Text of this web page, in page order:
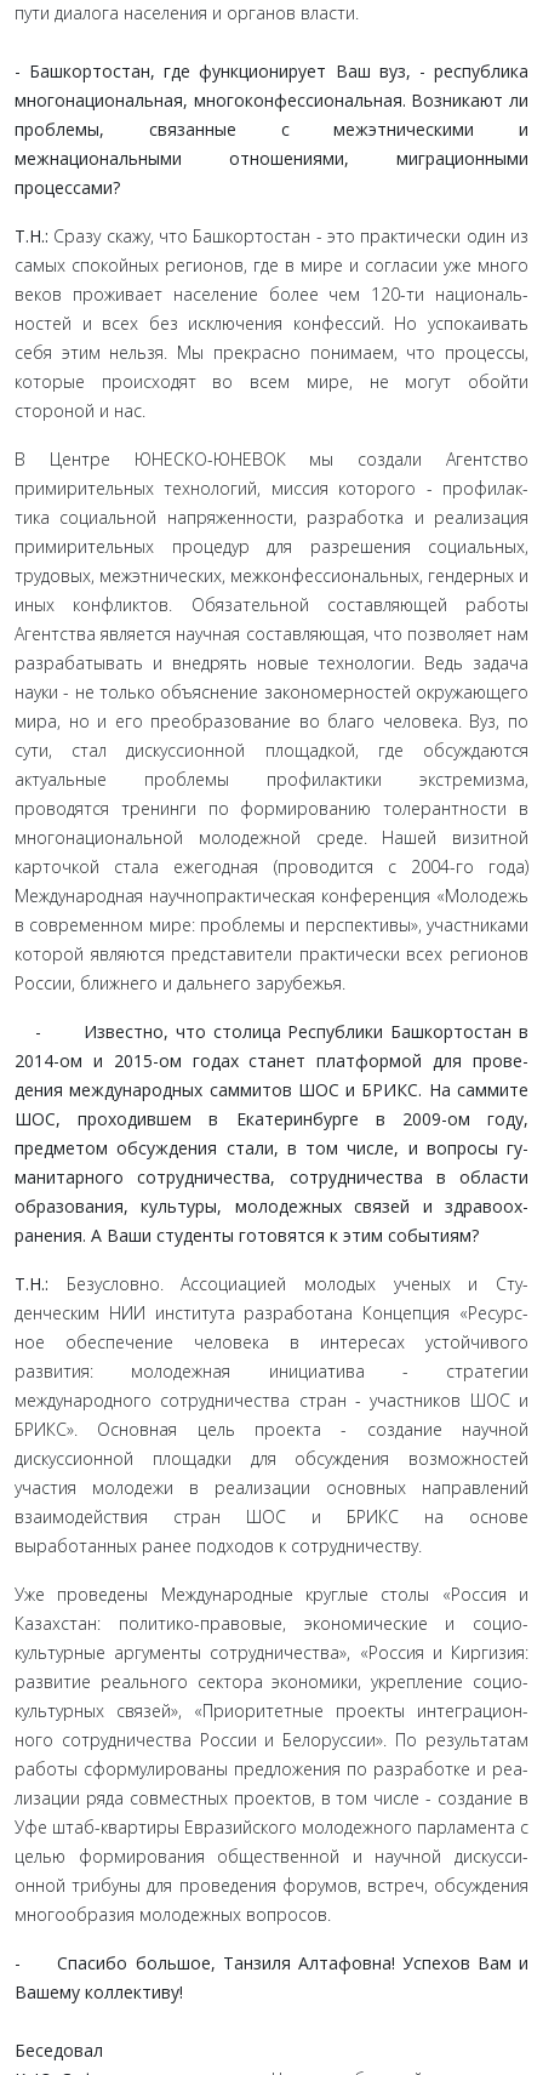
пути диалога на­селения и органов власти.
- Башкортостан, где функционирует Ваш вуз, - ре­спублика
многонациональная, многоконфессиональная. Возникают ли
проблемы, связанные с межэтническими и
межнациональными отношениями, миграционными
процессами?
Т.Н.: Сразу скажу, что Башкортостан - это практически один из
самых спокойных регионов, где в мире и согласии уже много
веков проживает население более чем 120-ти националь­
ностей и всех без исключения конфессий. Но успокаивать
себя этим нельзя. Мы прекрасно понимаем, что процессы,
которые происходят во всем мире, не могут обойти
стороной и нас.
В Центре ЮНЕСКО-ЮНЕВОК мы создали Агентство
примирительных технологий, миссия которого - профилак­
тика социальной напряженности, разработка и реализация
примирительных процедур для разрешения социальных,
трудовых, межэтнических, межконфессиональных, гендер­ных и
иных конфликтов. Обязательной составляющей работы
Агентства является научная составляющая, что позволяет нам
разрабатывать и внедрять новые технологии. Ведь задача
на­уки - не только объяснение закономерностей окружающего
мира, но и его преобразование во благо человека. Вуз, по
сути, стал дискуссионной площадкой, где обсуждаются
актуальные проблемы профилактики экстремизма,
проводятся тренин­ги по формированию толерантности в
многонациональной молодежной среде. Нашей визитной
карточкой стала еже­годная (проводится с 2004-го года)
Международная научно­практическая конференция «Молодежь
в современном мире: проблемы и перспективы», участниками
которой являются представители практически всех регионов
России, ближнего и дальнего зарубежья.
- Известно, что столица Республики Башкортостан в
2014-ом и 2015-ом годах станет платформой для прове­
дения международных саммитов ШОС и БРИКС. На сам­мите
ШОС, проходившем в Екатеринбурге в 2009-ом году,
предметом обсуждения стали, в том числе, и вопросы гу­
манитарного сотрудничества, сотрудничества в области
образования, культуры, молодежных связей и здравоох­
ранения. А Ваши студенты готовятся к этим событиям?
Т.Н.: Безусловно. Ассоциацией молодых ученых и Сту­
денческим НИИ института разработана Концепция «Ресурс­
ное обеспечение человека в интересах устойчивого
развития: молодежная инициатива - стратегии
международного сотруд­ничества стран - участников ШОС и
БРИКС». Основная цель проекта - создание научной
дискуссионной площадки для об­суждения возможностей
участия молодежи в реализации ос­новных направлений
взаимодействия стран ШОС и БРИКС на основе
выработанных ранее подходов к сотрудничеству.
Уже проведены Международные круглые столы «Россия и
Казахстан: политико-правовые, экономические и социо­
культурные аргументы сотрудничества», «Россия и Киргизия:
развитие реального сектора экономики, укрепление социо­
культурных связей», «Приоритетные проекты интеграцион­
ного сотрудничества России и Белоруссии». По результатам
работы сформулированы предложения по разработке и реа­
лизации ряда совместных проектов, в том числе - создание в
Уфе штаб-квартиры Евразийского молодежного парламента с
целью формирования общественной и научной дискусси­
онной трибуны для проведения форумов, встреч, обсуждения
многообразия молодежных вопросов.
- Спасибо большое, Танзиля Алтафовна! Успехов Вам и
Вашему коллективу!
Беседовал